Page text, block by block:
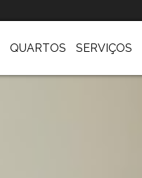
QUARTOS SERVIÇOS